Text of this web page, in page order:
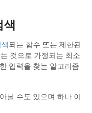
되는 함수 또는 제한된
것으로 가정되는 최소
입력을 찾는 알고리즘
닐 수도 있으며 하나 이